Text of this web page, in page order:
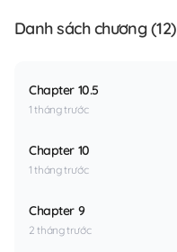
Danh sách chương (12)
Chapter 10.5
1 tháng trước
Chapter 10
1 tháng trước
Chapter 9
2 tháng trước